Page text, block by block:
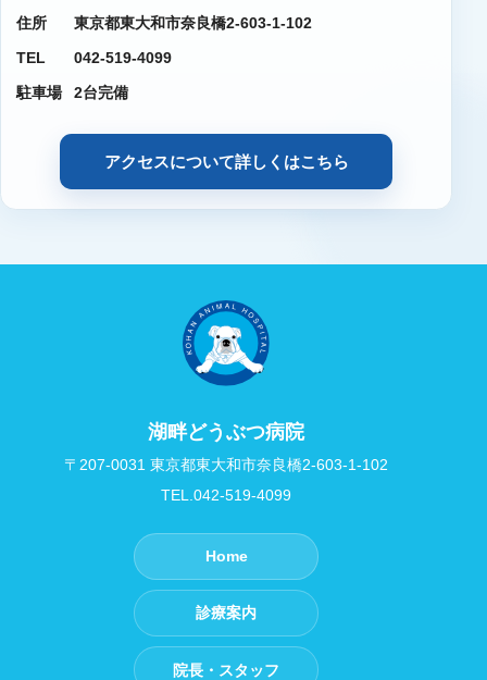
住所 東京都東大和市奈良橋2-603-1-102
TEL 042-519-4099
駐車場 2台完備
アクセスについて詳しくはこちら
湖畔どうぶつ病院
〒207-0031 東京都東大和市奈良橋2-603-1-102
TEL.042-519-4099
Home
診療案内
院長・スタッフ